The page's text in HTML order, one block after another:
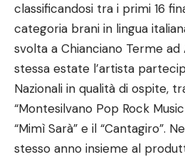
classificandosi tra i primi 16
categoria brani in lingua
svolta a Chianciano Terme ad
stessa estate l’artista
Nazionali in qualità di ospite,
“Montesilvano Pop Rock
“Mimì Sarà” e il “Cantagiro”.
stesso anno insieme al